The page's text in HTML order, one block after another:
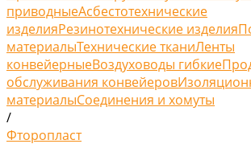
приводныеАсбестотехнические
изделияРезинотехнические изделия
материалыТехнические тканиЛенты
конвейерныеВоздуховоды гибкие
обслуживания конвейеров
материалыСоединения и хомуты
/
Фторопласт